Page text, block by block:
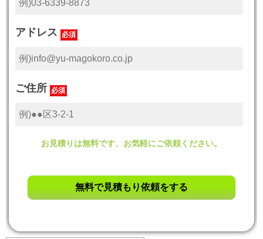
アドレス 必須
ご住所 必須
お見積りは無料です、お気軽にご依頼ください。